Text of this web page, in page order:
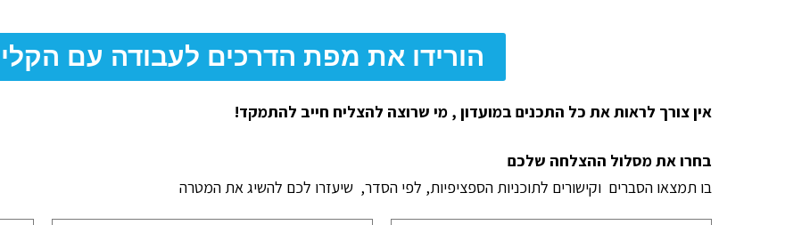
הורידו את מפת הדרכים לעבודה עם
אין צורך לראות את כל התכנים במועדון , מי שרוצה להצליח חייב להתמקד!
בחרו את מסלול ההצלחה שלכם
בו תמצאו הסברים וקישורים לתוכניות הספציפיות, לפי הסדר, שיעזרו לכם להשיג את המטרה